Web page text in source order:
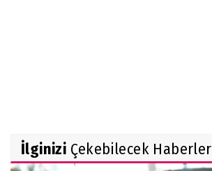
İlginizi Çekebilecek Haberler